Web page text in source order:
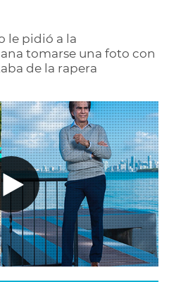
le pidió a la
tomarse una foto con
de la rapera